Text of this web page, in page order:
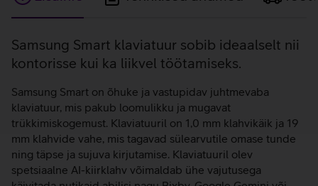
Lisainfo
Samsung Smart klaviatuur sobib ideaalselt nii
kontorisse kui ka liikvel töötamiseks.
Samsung Smart on õhuke ja vastupidav juhtmevaba
klaviatuur, mis pakub loomulikku ja mugavat
trükkimiskogemust. Klaviatuuril on 1,0 mm klahvikäik ja 19
mm klahvide vahe, mis tagavad sülearvutile omase tunde
ning täpse ja sujuva kirjutamise. Klaviatuuril olev
spetsiaalne AI-kiirklahv võimaldab ühe vajutusega